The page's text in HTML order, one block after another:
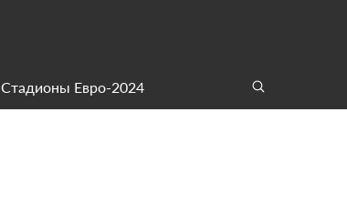
Стадионы Евро-2024